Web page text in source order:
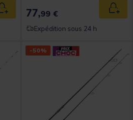
Ajouter au panier
77,99 €
Expédition sous 24 h
-50%